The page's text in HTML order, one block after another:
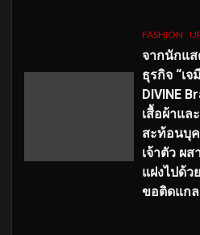
FASHION
จากนักแส
ธุรกิจ “เ
DIVINE
เสื้อผ้าแล
สะท้อนบุ
เจ้าตัว ผ
แฝงไปด้
ขอติดแก